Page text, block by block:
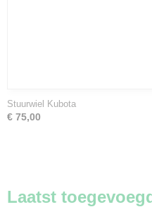
Stuurwiel Kubota
€ 75,00
Laatst